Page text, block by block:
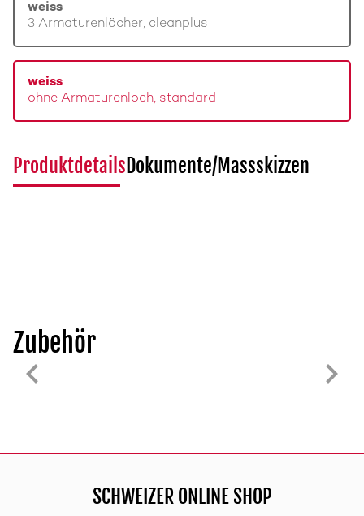
weiss
3 Armaturenlöcher, cleanplus
weiss
ohne Armaturenloch, standard
ProduktdetailsDokumente/Massskizzen
Zubehör
SCHWEIZER ONLINE SHOP